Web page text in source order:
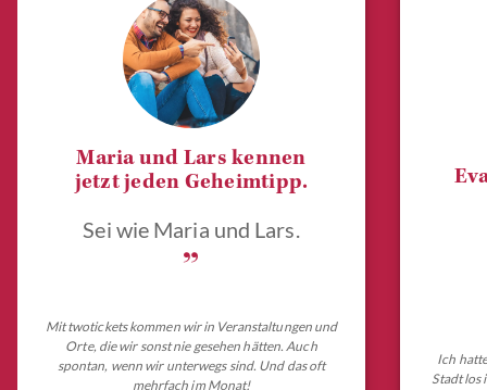
Maria und Lars kennen
jetzt jeden Geheimtipp.
Sei wie Maria und Lars.
„
Mit twotickets kommen wir in Veranstaltungen und
Orte, die wir sonst nie gesehen hätten. Auch
spontan, wenn wir unterwegs sind. Und das oft
mehrfach im Monat!
Ich
Stadt los